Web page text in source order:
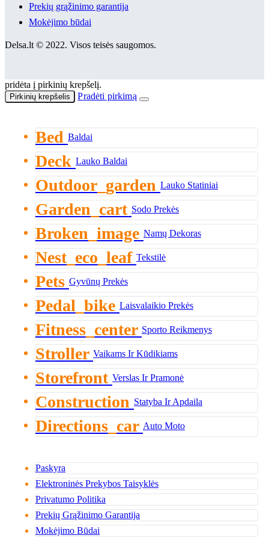
Prekių grąžinimo garantija
Mokėjimo būdai
Delsa.lt © 2022. Visos teisės saugomos.
pridėta į pirkinių krepšelį.
Pirkinių krepšelis Pradėti pirkimą
Bed Baldai
Deck Lauko Baldai
Outdoor_garden Lauko Statiniai
Garden_cart Sodo Prekės
Broken_image Namų Dekoras
Nest_eco_leaf Tekstilė
Pets Gyvūnų Prekės
Pedal_bike Laisvalaikio Prekės
Fitness_center Sporto Reikmenys
Stroller Vaikams Ir Kūdikiams
Storefront Verslas Ir Pramonė
Construction Statyba Ir Apdaila
Directions_car Auto Moto
Paskyra
Elektroninės Prekybos Taisyklės
Privatumo Politika
Prekių Grąžinimo Garantija
Mokėjimo Būdai